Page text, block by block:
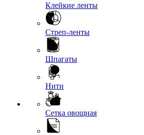
Клейкие ленты
Стреп-ленты
Шпагаты
Нити
Сетка овощная